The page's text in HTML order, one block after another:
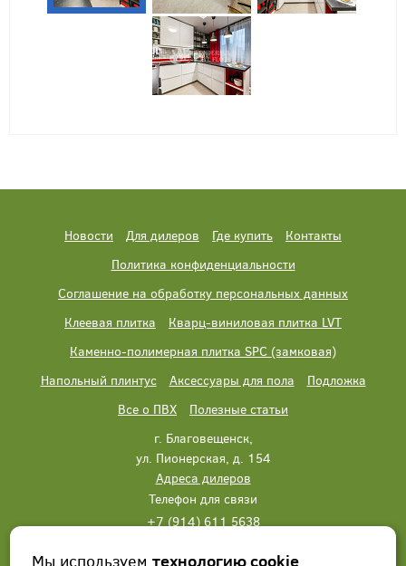
Новости Для дилеров Где купить
Контакты
Политика конфиденциальности
Соглашение на обработку персональных данных
Клеевая плитка
Кварц-виниловая плитка LVT
Каменно-полимерная плитка SPC (замковая)
Напольный плинтус
Аксессуары для пола
Подложка
Все о ПВХ
Полезные статьи
г. Благовещенск,
ул. Пионерская, д. 154
Адреса дилеров
Телефон для связи
+7 (914) 611 5638
Мы используемтехнологию cookie